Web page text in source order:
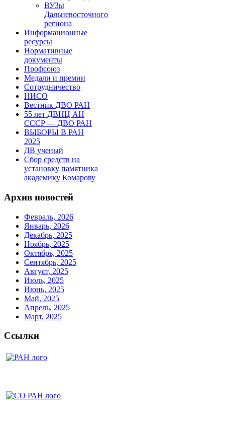
ВУЗы
Дальневосточного
региона
Информационные
ресурсы
Нормативные
документы
Профсоюз
Медали и премии
Сотрудничество
НИСО
Вестник ДВО РАН
55 лет ДВНЦ АН
СССР — ДВО РАН
ВЫБОРЫ В РАН
2025
ДВ ученый
Сбор средств на
установку памятника
академику Комарову
Архив новостей
Февраль, 2026
Январь, 2026
Декабрь, 2025
Ноябрь, 2025
Октябрь, 2025
Сентябрь, 2025
Август, 2025
Июль, 2025
Июнь, 2025
Май, 2025
Апрель, 2025
Март, 2025
Ссылки